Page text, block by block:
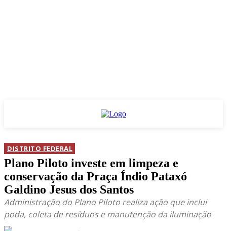
DISTRITO FEDERAL
Plano Piloto investe em limpeza e
conservação da Praça Índio Pataxó
Galdino Jesus dos Santos
Administração do Plano Piloto realiza ação que inclui
poda, coleta de resíduos e manutenção da iluminação